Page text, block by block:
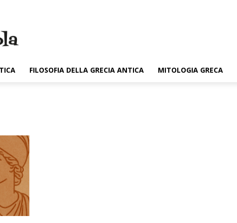
FILOSOFIA DELLA GRECIA ANTICA MITOLOGIA GRECA